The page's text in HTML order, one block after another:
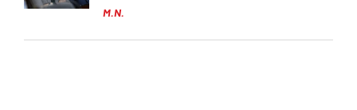
M.N.